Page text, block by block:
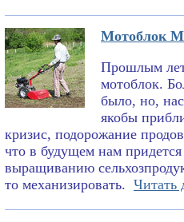
Мотоблок
Прошлым
мотоблок.
было, но,
якобы
кризис, подорожание
что в будущем нам
выращиванию
то механизировать. Читать